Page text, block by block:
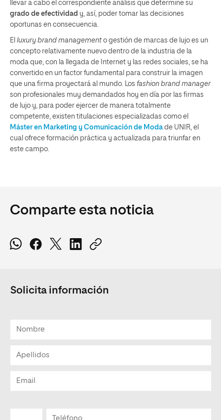
llevar a cabo el correspondiente análisis que determine su
grado de efectividad y, así, poder tomar las decisiones
oportunas en consecuencia.
El luxury brand management o gestión de marcas de lujo es un
concepto relativamente nuevo dentro de la industria de la
moda que, con la llegada de Internet y las redes sociales, se ha
convertido en un factor fundamental para construir la imagen
que una firma proyectará al mundo. Los fashion brand manager
son profesionales muy demandados hoy en día por las firmas
de lujo y, para poder ejercer de manera totalmente
competente, existen titulaciones especializadas como el
Máster en Marketing y Comunicación de Moda de UNIR, el
cual ofrece formación práctica y actualizada para triunfar en
este campo.
Comparte esta noticia
Solicita información